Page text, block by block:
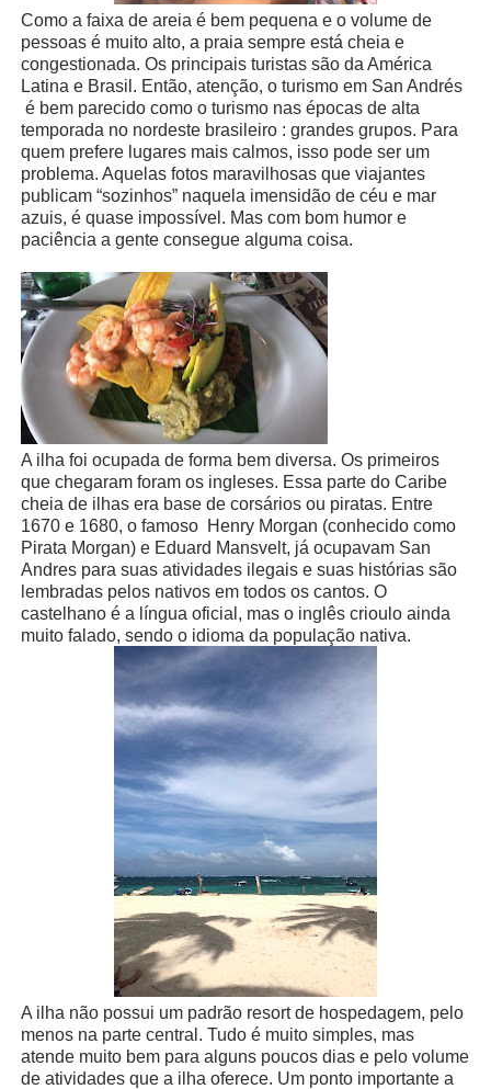
Como a faixa de areia é bem pequena e o volume de
pessoas é muito alto, a praia sempre está cheia e
congestionada. Os principais turistas são da América
Latina e Brasil. Então, atenção, o turismo em San Andrés
é bem parecido como o turismo nas épocas de alta
temporada no nordeste brasileiro : grandes grupos. Para
quem prefere lugares mais calmos, isso pode ser um
problema. Aquelas fotos maravilhosas que viajantes
publicam “sozinhos” naquela imensidão de céu e mar
azuis, é quase impossível. Mas com bom humor e
paciência a gente consegue alguma coisa.
A ilha foi ocupada de forma bem diversa. Os primeiros
que chegaram foram os ingleses. Essa parte do Caribe
cheia de ilhas era base de corsários ou piratas. Entre
1670 e 1680, o famoso Henry Morgan (conhecido como
Pirata Morgan) e Eduard Mansvelt, já ocupavam San
Andres para suas atividades ilegais e suas histórias são
lembradas pelos nativos em todos os cantos. O
castelhano é a língua oficial, mas o inglês crioulo ainda
muito falado, sendo o idioma da população nativa.
A ilha não possui um padrão resort de hospedagem, pelo
menos na parte central. Tudo é muito simples, mas
atende muito bem para alguns poucos dias e pelo volume
de atividades que a ilha oferece. Um ponto importante a